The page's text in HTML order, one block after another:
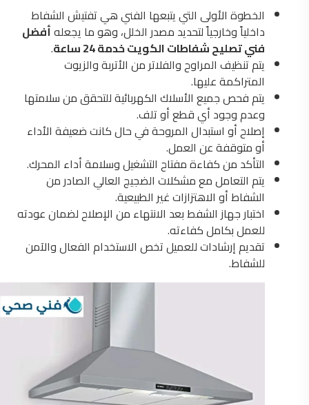
الخطوة الأولى التي يتبعها الفني هي تفتيش الشفاط
داخلياً وخارجياً لتحديد مصدر الخلل، وهو ما يجعلهأفضل
فني تصليح شفاطات الكويت خدمة 24 ساعة
.
يتم تنظيف المراوح والفلاتر من الأتربة والزيوت
المتراكمة عليها.
يتم فحص جميع الأسلاك الكهربائية للتحقق من سلامتها
وعدم وجود أي قطع أو تلف.
إصلاح أو استبدال المروحة في حال كانت ضعيفة الأداء
أو متوقفة عن العمل.
التأكد من كفاءة مفتاح التشغيل وسلامة أداء المحرك.
يتم التعامل مع مشكلات الضجيج العالي الصادر من
الشفاط أو الاهتزازات غير الطبيعية.
اختبار جهاز الشفط بعد الانتهاء من الإصلاح لضمان عودته
للعمل بكامل كفاءته.
تقديم إرشادات للعميل تخص الاستخدام الفعال والآمن
للشفاط.